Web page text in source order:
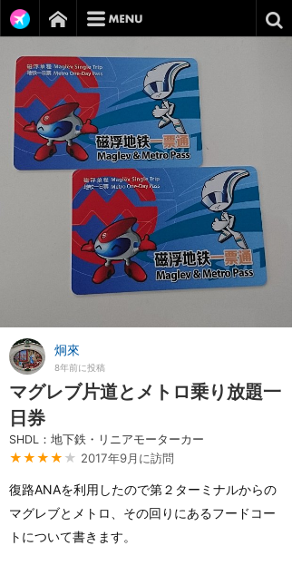
炯來
8年前に投稿
マグレブ片道とメトロ乗り放題一
日券
SHDL：地下鉄・リニアモーターカー
★★★★ ★ 2017年9月に訪問
復路ANAを利用したので第２ターミナルからの
マグレブとメトロ、その回りにあるフードコー
トについて書きます。